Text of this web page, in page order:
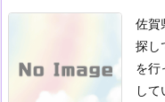
佐賀
探し
を行
し